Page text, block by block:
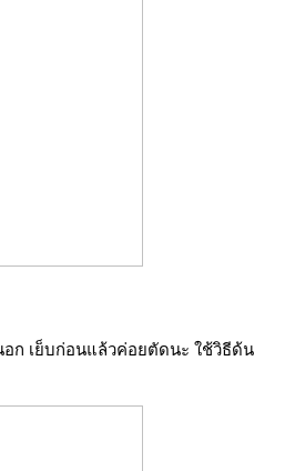
ก เย็บก่อนแล้วค่อยตัดนะ ใช้วิธีด้น